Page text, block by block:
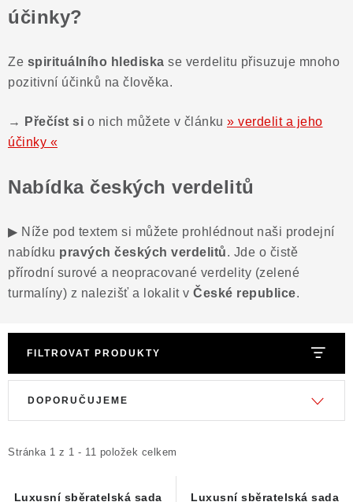
účinky?
Ze spirituálního hlediska se verdelitu přisuzuje mnoho
pozitivní účinků na člověka.
→ Přečíst si o nich můžete v článku » verdelit a jeho
účinky «
Nabídka českých verdelitů
▶ Níže pod textem si můžete prohlédnout naši prodejní
nabídku pravých českých verdelitů. Jde o čistě
přírodní surové a neopracované verdelity (zelené
turmalíny) z nalezišť a lokalit v České republice.
FILTROVAT PRODUKTY
i
Stránka 1 z 1 - 11 položek celkem
e
DOPORUČUJEME
Luxusní sběratelská sada
Luxusní sběratelská sada